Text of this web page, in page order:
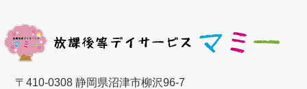
〒410-0308 静岡県沼津市柳沢96-7